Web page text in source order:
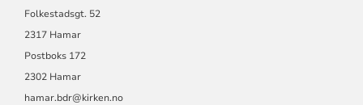
Folkestadsgt. 52
2317 Hamar
Postboks 172
2302 Hamar
hamar.bdr@kirken.no